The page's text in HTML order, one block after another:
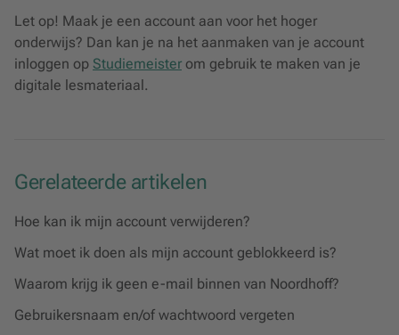
Let op! Maak je een account aan voor het hoger
onderwijs? Dan kan je na het aanmaken van je account
inloggen op Studiemeister om gebruik te maken van je
digitale lesmateriaal.
Gerelateerde artikelen
Hoe kan ik mijn account verwijderen?
Wat moet ik doen als mijn account geblokkeerd is?
Waarom krijg ik geen e-mail binnen van Noordhoff?
Gebruikersnaam en/of wachtwoord vergeten